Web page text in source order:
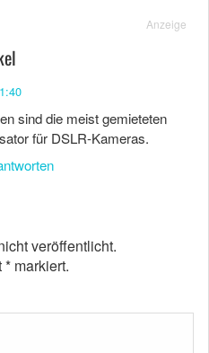
Anzeige
sind die meist gemieteten
für DSLR-Kameras.
veröffentlicht.
* markiert.